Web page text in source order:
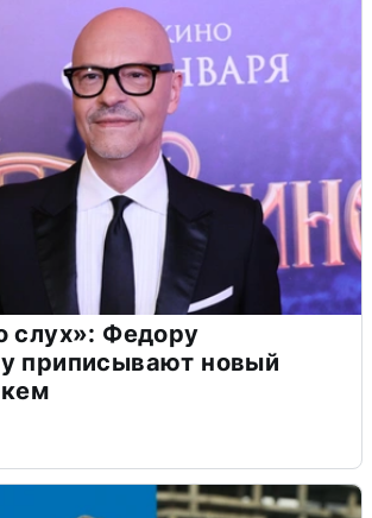
слух»: Федору
приписывают новый